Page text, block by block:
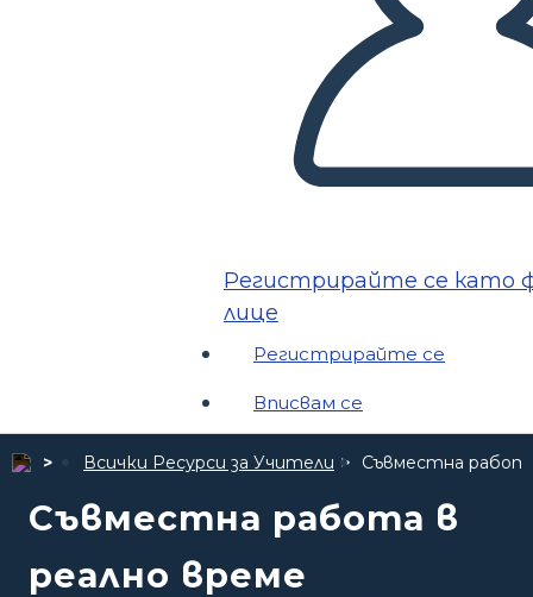
Регистрирайте се като
лице
Регистрирайте се
Вписвам се
Всички Ресурси за Учители Съвместна
Съвместна работа в
реално време